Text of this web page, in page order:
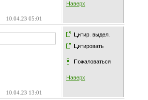
Наверх
10.04.23 05:01
Цитир. выдел.
Цитировать
Пожаловаться
Наверх
10.04.23 13:01